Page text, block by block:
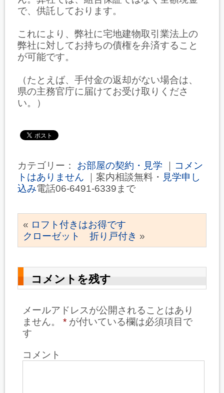
で、供託しております。
これにより、弊社に宅地建物取引業法上の
弊社に対してお持ちの債権を弁済すること
が可能です。
（たとえば、手付金の返却がない場合は、
県の主務官庁に届けてお受け取りくださ
い。）
カテゴリー： お部屋の契約・見学 ｜ コメン
トはありません ｜案内相談無料・ 見学申し
込み電話06-6491-6339まで
« ロフト付きはお得です
クローゼット 折り戸付き »
コメントを残す
メールアドレスが公開されることはあり
ません。
* が付いている欄は必須項目で
す
コメント